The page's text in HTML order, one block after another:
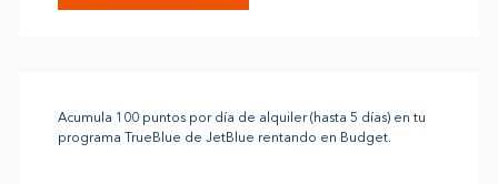
Acumula 100 puntos por día de alquiler (hasta 5 días) en tu
programa TrueBlue de JetBlue rentando en Budget.